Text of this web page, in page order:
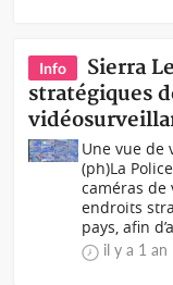
Info
Sierra
stratégiques
Une vue de
(ph)La
caméras de
endroits
pays, afin
il y a 1 an